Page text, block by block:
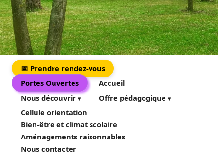
📅 Prendre rendez-vous
Portes Ouvertes
Accueil
Nous découvrir
Offre pédagogique
Cellule orientation
Bien-être et climat scolaire
Aménagements raisonnables
Nous contacter